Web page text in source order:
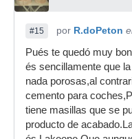
#15 por R.doPeton
Pués te quedó muy
és sencillamente que
nada porosas,al
cemento para
tiene masillas que se
producto de